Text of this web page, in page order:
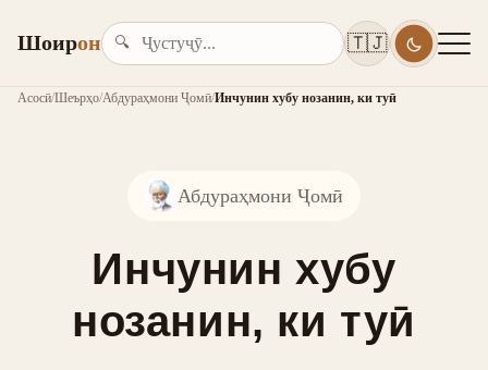
Шоирон 🔍 🇹🇯
Асосӣ/Шеърҳо/Абдураҳмони Ҷомӣ/Инчунин хубу нозанин, ки туӣ
Абдураҳмони Ҷомӣ
Инчунин хубу
нозанин, ки туӣ